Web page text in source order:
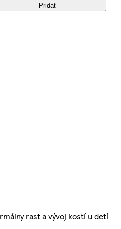
Pridať
rast a vývoj kostí u detí